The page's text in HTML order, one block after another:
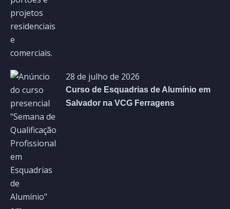
28 de julho de 2026
Curso de Esquadrias de Alumínio em
Salvador na VCG Ferragens